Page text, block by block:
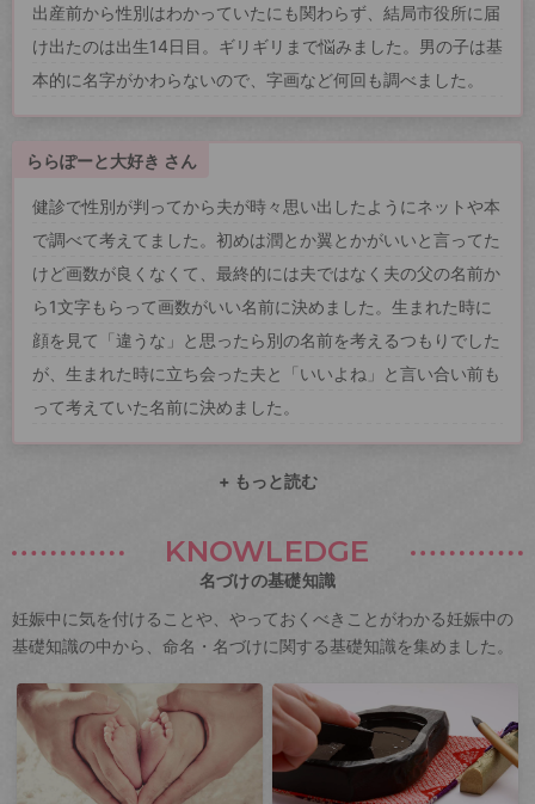
出産前から性別はわかっていたにも関わらず、結局市役所に届
け出たのは出生14日目。ギリギリまで悩みました。男の子は基
本的に名字がかわらないので、字画など何回も調べました。
ららぽーと大好き さん
健診で性別が判ってから夫が時々思い出したようにネットや本
で調べて考えてました。初めは潤とか翼とかがいいと言ってた
けど画数が良くなくて、最終的には夫ではなく夫の父の名前か
ら1文字もらって画数がいい名前に決めました。生まれた時に
顔を見て「違うな」と思ったら別の名前を考えるつもりでした
が、生まれた時に立ち会った夫と「いいよね」と言い合い前も
って考えていた名前に決めました。
+ もっと読む
KNOWLEDGE
名づけの基礎知識
妊娠中に気を付けることや、やっておくべきことがわかる妊娠中の
基礎知識の中から、命名・名づけに関する基礎知識を集めました。